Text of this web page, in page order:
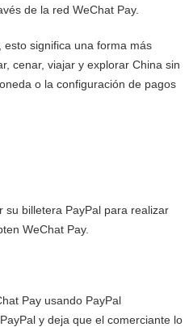
de la red WeChat Pay.
esto significa una forma más
cenar, viajar y explorar China sin
o la configuración de pagos
su billetera PayPal para realizar
WeChat Pay.
Pay usando PayPal
y deja que el comerciante lo